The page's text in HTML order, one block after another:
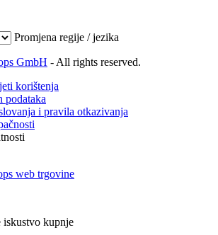
Promjena regije / jezika
GmbH - All rights reserved.
korištenja
podataka
i pravila otkazivanja
web trgovine
iskustvo kupnje